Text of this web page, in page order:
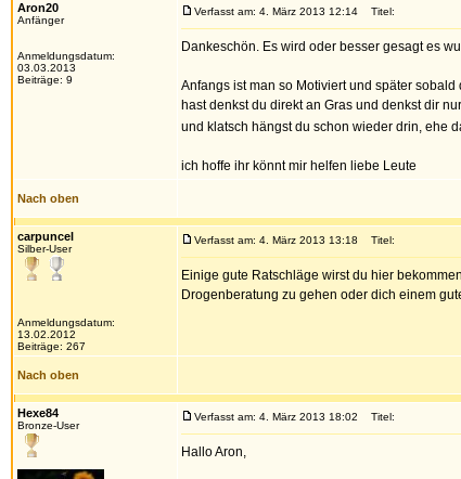
Aron20
Anfänger
Anmeldungsdatum:
03.03.2013
Beiträge: 9
Verfasst am: 4. März 2013 12:14 Titel:
Dankeschön. Es wird oder besser gesagt es
Anfangs ist man so Motiviert und später sobald
hast denkst du direkt an Gras und denkst dir
und klatsch hängst du schon wieder drin, ehe
ich hoffe ihr könnt mir helfen liebe Leute
Nach oben
carpuncel
Silber-User
Anmeldungsdatum:
13.02.2012
Beiträge: 267
Verfasst am: 4. März 2013 13:18 Titel:
Einige gute Ratschläge wirst du hier
Drogenberatung zu gehen oder dich einem
Nach oben
Hexe84
Bronze-User
Verfasst am: 4. März 2013 18:02 Titel:
Hallo Aron,